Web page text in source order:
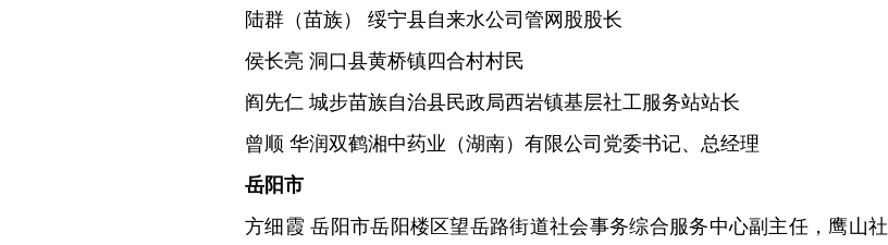
陆群（苗族） 绥宁县自来水公司管网股股长
侯长亮 洞口县黄桥镇四合村村民
阎先仁 城步苗族自治县民政局西岩镇基层社工服务站站长
曾顺 华润双鹤湘中药业（湖南）有限公司党委书记、总经理
岳阳市
方细霞 岳阳市岳阳楼区望岳路街道社会事务综合服务中心副主任，鹰山社